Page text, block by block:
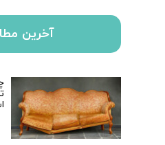
آخرین